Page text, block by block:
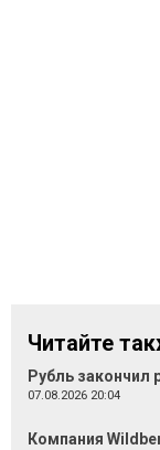
Читайте
Рубль закончил
07.08.2026 20:04
Компания